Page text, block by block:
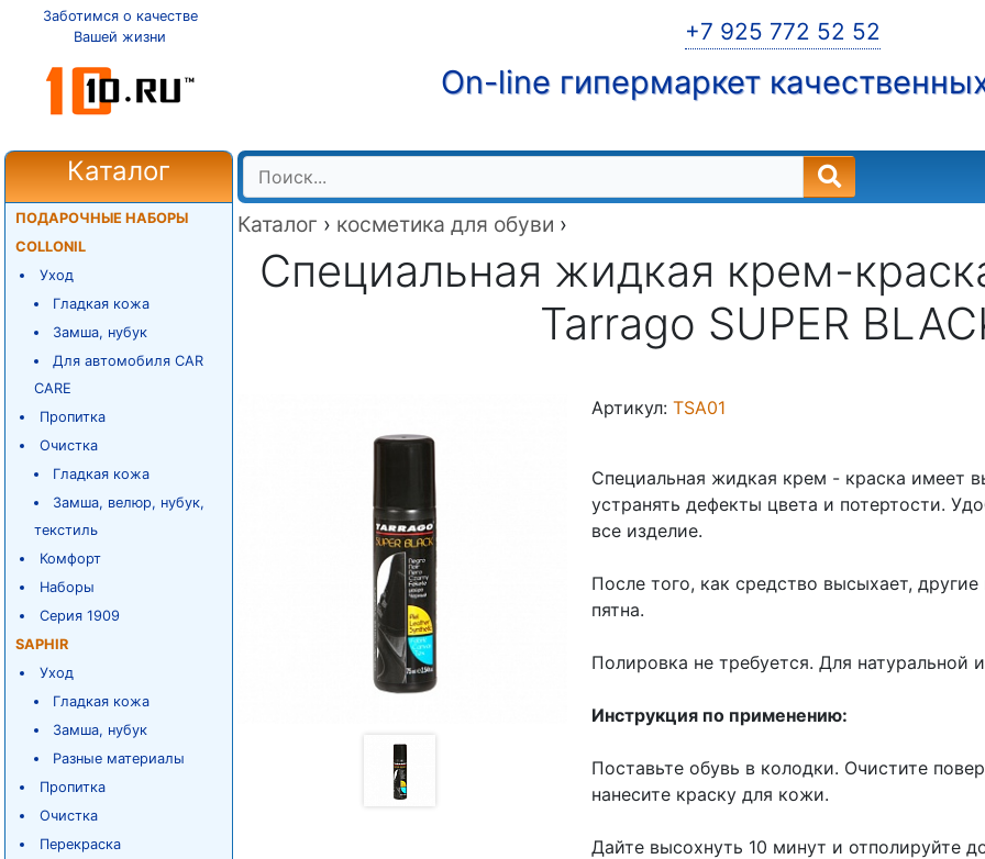
Заботимся о качестве
Вашей жизни
+7 925 772 52 52
On-line гипермаркет
Каталог
ПОДАРОЧНЫЕ НАБОРЫ
COLLONIL
Уход
Гладкая кожа
Замша, нубук
Для автомобиля CAR
CARE
Пропитка
Очистка
Гладкая кожа
Замша, велюр, нубук,
текстиль
Комфорт
Наборы
Серия 1909
SAPHIR
Уход
Гладкая кожа
Замша, нубук
Разные материалы
Пропитка
Очистка
Перекраска
Каталог › косметика для обуви ›
Специальная жидкая крем-
Tarrago SUPER
Артикул:TSA01
Специальная жидкая крем - краска имеет
устранять дефекты цвета и потертости.
все изделие.
После того, как средство высыхает,
пятна.
Полировка не требуется. Для натуральной
Инструкция по применению:
Поставьте обувь в колодки. Очистите
нанесите краску для кожи.
Дайте высохнуть 10 минут и отполируйте